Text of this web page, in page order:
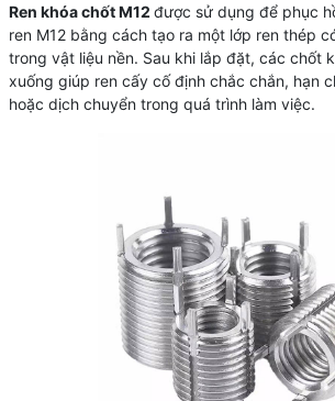
Ren khóa chốt M12 được sử dụng để phục
ren M12 bằng cách tạo ra một lớp ren thép
trong vật liệu nền. Sau khi lắp đặt, các chốt
xuống giúp ren cấy cố định chắc chắn, hạn
hoặc dịch chuyển trong quá trình làm việc.